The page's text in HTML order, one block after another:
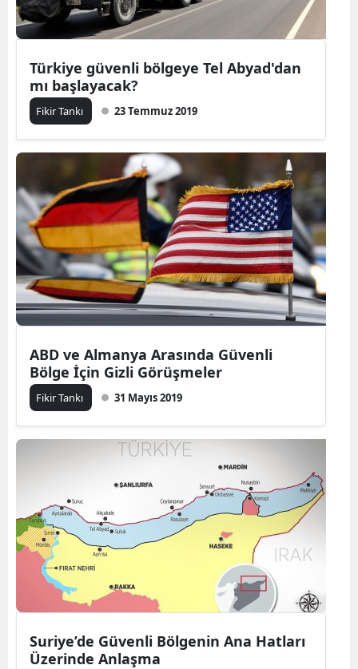
Türkiye güvenli bölgeye Tel Abyad'dan
mı başlayacak?
Fikir Tankı 23 Temmuz 2019
ABD ve Almanya Arasında Güvenli
Bölge İçin Gizli Görüşmeler
Fikir Tankı 31 Mayıs 2019
Suriye’de Güvenli Bölgenin Ana Hatları
Üzerinde Anlaşma